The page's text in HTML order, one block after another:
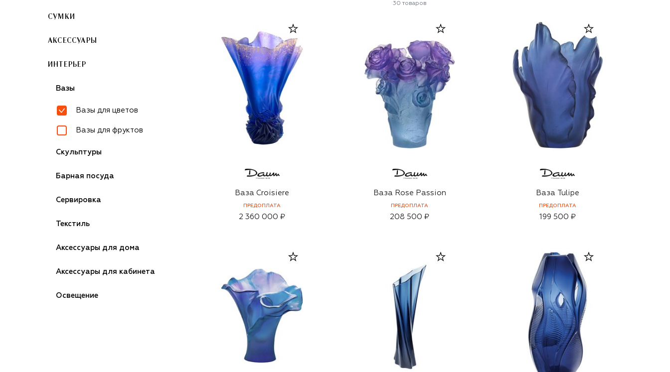
СУМКИ
АКСЕССУАРЫ
ИНТЕРЬЕР
Вазы
Вазы для цветов
Вазы для фруктов
Скульптуры
Барная посуда
Сервировка
Текстиль
Аксессуары для дома
Аксессуары для кабинета
Освещение
30 товаров
Ваза Croisiere
ПРЕДОПЛАТА
2 360 000 ₽
Ваза Rose Passion
ПРЕДОПЛАТА
208 500 ₽
Ваза Tulipe
ПРЕДОПЛАТА
199 500 ₽